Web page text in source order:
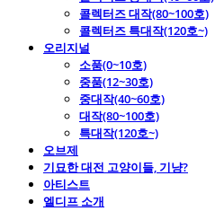
콜렉터즈 대작(80~100호)
콜렉터즈 특대작(120호~)
오리지널
소품(0~10호)
중품(12~30호)
중대작(40~60호)
대작(80~100호)
특대작(120호~)
오브제
기묘한 대전 고양이들, 기냥?
아티스트
엘디프 소개